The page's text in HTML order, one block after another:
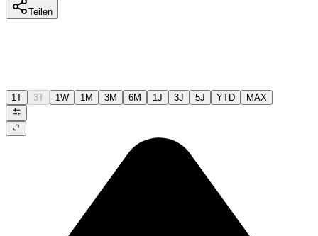
Teilen
1T 3T 1W 1M 3M 6M 1J 3J 5J YTD MAX